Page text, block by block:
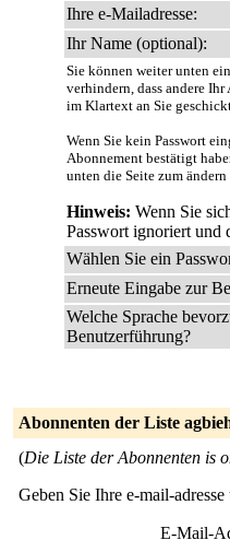
Ihre e-Mailadresse:
Ihr Name (optional):
Sie können weiter unten
verhindern, dass andere
im Klartext an Sie
Wenn Sie kein Passwort
Abonnement bestätigt
unten die Seite zum
Hinweis: Wenn Sie
Passwort ignoriert und
Wählen Sie ein
Erneute Eingabe zur
Welche Sprache
Benutzerführung?
Abonnenten der Liste
(Die Liste der Abonnenten is
Geben Sie Ihre e-mail-
E-Mail-